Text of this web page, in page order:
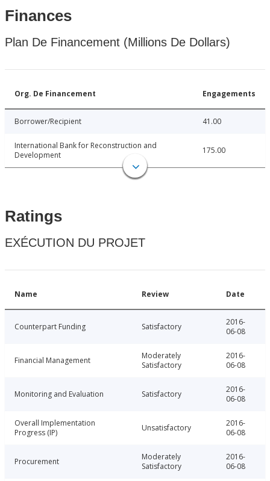
Finances
Plan De Financement (Millions De Dollars)
Org. De Financement Engagements
Borrower/Recipient 41.00
International Bank for Reconstruction and
Development
175.00
Ratings
EXÉCUTION DU PROJET
Name Review Date
Counterpart Funding Satisfactory
2016-
06-08
Financial Management
Moderately
Satisfactory
2016-
06-08
Monitoring and Evaluation Satisfactory
2016-
06-08
Overall Implementation
Progress (IP)
Unsatisfactory
2016-
06-08
Procurement
Moderately
Satisfactory
2016-
06-08